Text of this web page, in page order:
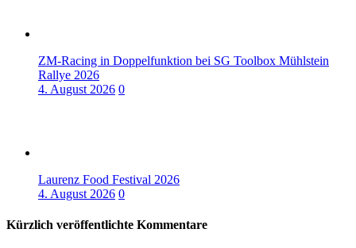
ZM-Racing in Doppelfunktion bei SG Toolbox Mühlstein
Rallye 2026
4. August 2026 0
Laurenz Food Festival 2026
4. August 2026 0
Kürzlich veröffentlichte Kommentare